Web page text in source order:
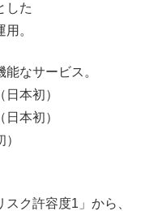
した
。
なサービス。
本初）
本初）
ク許容度1」から、